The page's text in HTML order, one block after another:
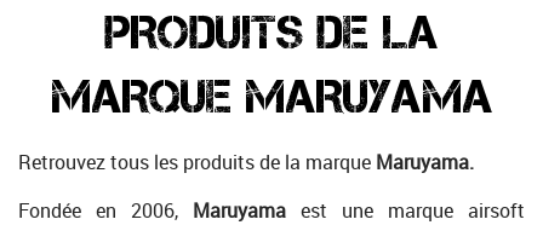
PRODUITS DE LA
MARQUE MARUYAMA
Retrouvez tous les produits de la marque Maruyama.
Fondée en 2006, Maruyama est une marque airsoft